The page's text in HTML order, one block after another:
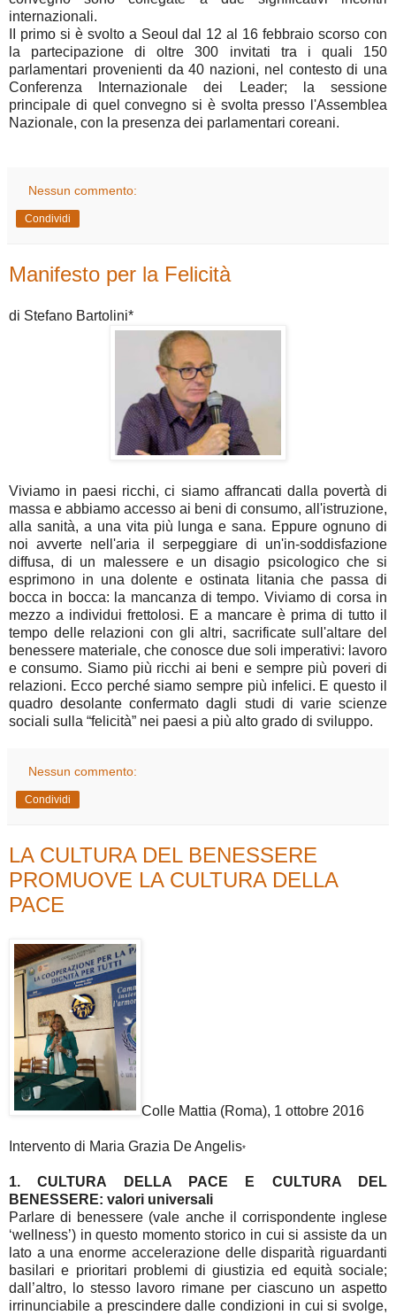
internazionali.
II primo si è svolto a Seoul dal 12 al 16 febbraio scorso con
la partecipazione di oltre 300 invitati tra i quali 150
parlamentari provenienti da 40 nazioni, nel contesto di una
Conferenza Internazionale dei Leader; la sessione
principale di quel convegno si è svolta presso l'Assemblea
Nazionale, con la presenza dei parlamentari coreani.
Nessun commento:
Condividi
Manifesto per la Felicità
di Stefano Bartolini*
Viviamo in paesi ricchi, ci siamo affrancati dalla povertà di
massa e abbiamo accesso ai beni di consumo, all'istruzione,
alla sanità, a una vita più lunga e sana. Eppure ognuno di
noi avverte nell'aria il serpeggiare di un'in-soddisfazione
diffusa, di un malessere e un disagio psicologico che si
esprimono in una dolente e ostinata litania che passa di
bocca in bocca: la mancanza di tempo. Viviamo di corsa in
mezzo a individui frettolosi. E a mancare è prima di tutto il
tempo delle relazioni con gli altri, sacrificate sull'altare del
benessere materiale, che conosce due soli imperativi: lavoro
e consumo. Siamo più ricchi ai beni e sempre più poveri di
relazioni. Ecco perché siamo sempre più infelici. E questo il
quadro desolante confermato dagli studi di varie scienze
sociali sulla “felicità” nei paesi a più alto grado di sviluppo.
Nessun commento:
Condividi
LA CULTURA DEL BENESSERE
PROMUOVE LA CULTURA DELLA
PACE
Colle Mattia (Roma), 1 ottobre 2016
Intervento di Maria Grazia De Angelis*
1. CULTURA DELLA PACE E CULTURA DEL
BENESSERE: valori universali
Parlare di benessere (vale anche il corrispondente inglese
‘wellness’) in questo momento storico in cui si assiste da un
lato a una enorme accelerazione delle disparità riguardanti
basilari e prioritari problemi di giustizia ed equità sociale;
dall’altro, lo stesso lavoro rimane per ciascuno un aspetto
irrinunciabile a prescindere dalle condizioni in cui si svolge,